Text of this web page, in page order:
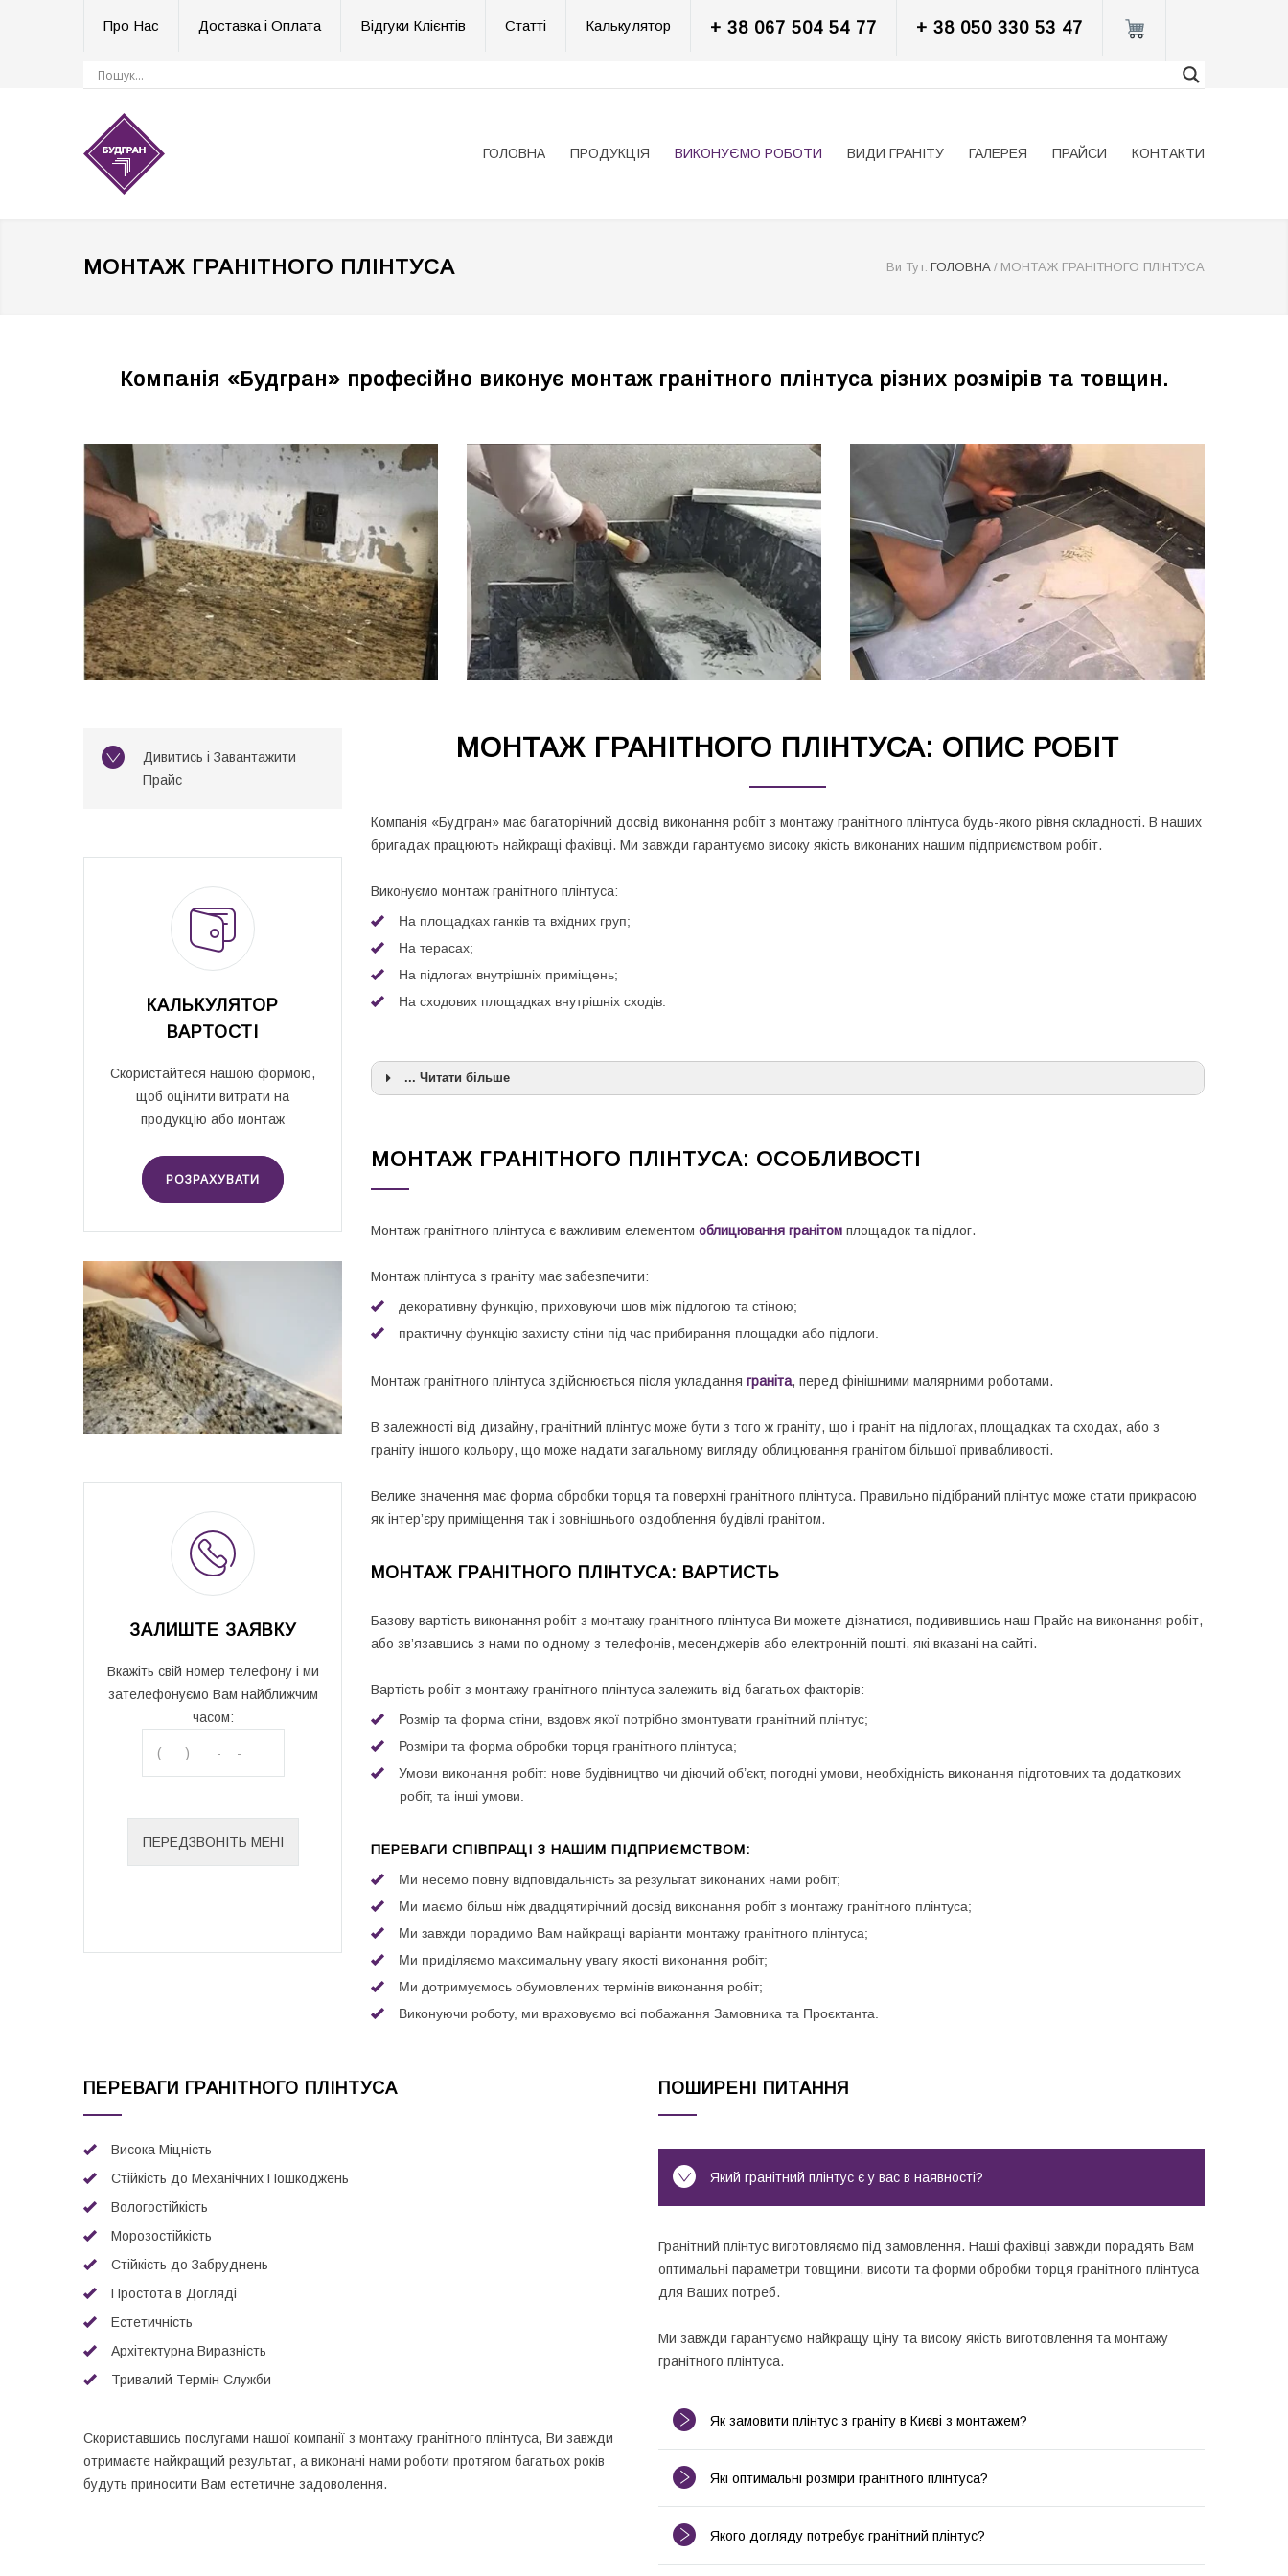
Про Нас Доставка і Оплата Відгуки Клієнтів Статті Калькулятор + 38 067 504 54 77 + 38 050 330 53 47
ГОЛОВНА ПРОДУКЦІЯ ВИКОНУЄМО РОБОТИ ВИДИ ГРАНІТУ ГАЛЕРЕЯ ПРАЙСИ КОНТАКТИ
МОНТАЖ ГРАНІТНОГО ПЛІНТУСА Ви Тут: ГОЛОВНА / МОНТАЖ ГРАНІТНОГО ПЛІНТУСА
Компанія «Будгран» професійно виконує монтаж гранітного плінтуса різних розмірів та товщин.
Дивитись і Завантажити
Прайс
КАЛЬКУЛЯТОР
ВАРТОСТІ
Скористайтеся нашою формою,
щоб оцінити витрати на
продукцію або монтаж
РОЗРАХУВАТИ
ЗАЛИШТЕ ЗАЯВКУ
Вкажіть свій номер телефону і ми
зателефонуємо Вам найближчим
часом:
МОНТАЖ ГРАНІТНОГО ПЛІНТУСА: ОПИС РОБІТ
Компанія «Будгран» має багаторічний досвід виконання робіт з монтажу гранітного плінтуса будь-якого рівня складності. В наших
бригадах працюють найкращі фахівці. Ми завжди гарантуємо високу якість виконаних нашим підприємством робіт.
Виконуємо монтаж гранітного плінтуса:
На площадках ганків та вхідних груп;
На терасах;
На підлогах внутрішніх приміщень;
На сходових площадках внутрішніх сходів.
... Читати більше
МОНТАЖ ГРАНІТНОГО ПЛІНТУСА: ОСОБЛИВОСТІ
Монтаж гранітного плінтуса є важливим елементом облицювання гранітом площадок та підлог.
Монтаж плінтуса з граніту має забезпечити:
декоративну функцію, приховуючи шов між підлогою та стіною;
практичну функцію захисту стіни під час прибирання площадки або підлоги.
Монтаж гранітного плінтуса здійснюється після укладання граніта, перед фінішними малярними роботами.
В залежності від дизайну, гранітний плінтус може бути з того ж граніту, що і граніт на підлогах, площадках та сходах, або з
граніту іншого кольору, що може надати загальному вигляду облицювання гранітом більшої привабливості.
Велике значення має форма обробки торця та поверхні гранітного плінтуса. Правильно підібраний плінтус може стати прикрасою
як інтер’єру приміщення так і зовнішнього оздоблення будівлі гранітом.
МОНТАЖ ГРАНІТНОГО ПЛІНТУСА: ВАРТИСТЬ
Базову вартість виконання робіт з монтажу гранітного плінтуса Ви можете дізнатися, подивившись наш Прайс на виконання робіт,
або зв’язавшись з нами по одному з телефонів, месенджерів або електронній пошті, які вказані на сайті.
Вартість робіт з монтажу гранітного плінтуса залежить від багатьох факторів:
Розмір та форма стіни, вздовж якої потрібно змонтувати гранітний плінтус;
Розміри та форма обробки торця гранітного плінтуса;
Умови виконання робіт: нове будівництво чи діючий об’єкт, погодні умови, необхідність виконання підготовчих та додаткових
робіт, та інші умови.
ПЕРЕВАГИ СПІВПРАЦІ З НАШИМ ПІДПРИЄМСТВОМ:
Ми несемо повну відповідальність за результат виконаних нами робіт;
Ми маємо більш ніж двадцятирічний досвід виконання робіт з монтажу гранітного плінтуса;
Ми завжди порадимо Вам найкращі варіанти монтажу гранітного плінтуса;
Ми приділяємо максимальну увагу якості виконання робіт;
Ми дотримуємось обумовлених термінів виконання робіт;
Виконуючи роботу, ми враховуємо всі побажання Замовника та Проєктанта.
ПЕРЕВАГИ ГРАНІТНОГО ПЛІНТУСА
Висока Міцність
Стійкість до Механічних Пошкоджень
Вологостійкість
Морозостійкість
Стійкість до Забруднень
Простота в Догляді
Естетичність
Архітектурна Виразність
Тривалий Термін Служби
Скориставшись послугами нашої компанії з монтажу гранітного плінтуса, Ви завжди
отримаєте найкращий результат, а виконані нами роботи протягом багатьох років
будуть приносити Вам естетичне задоволення.
ПОШИРЕНІ ПИТАННЯ
Який гранітний плінтус є у вас в наявності?
Гранітний плінтус виготовляємо під замовлення. Наші фахівці завжди порадять Вам
оптимальні параметри товщини, висоти та форми обробки торця гранітного плінтуса
для Ваших потреб.
Ми завжди гарантуємо найкращу ціну та високу якість виготовлення та монтажу
гранітного плінтуса.
Як замовити плінтус з граніту в Києві з монтажем?
Які оптимальні розміри гранітного плінтуса?
Якого догляду потребує гранітний плінтус?